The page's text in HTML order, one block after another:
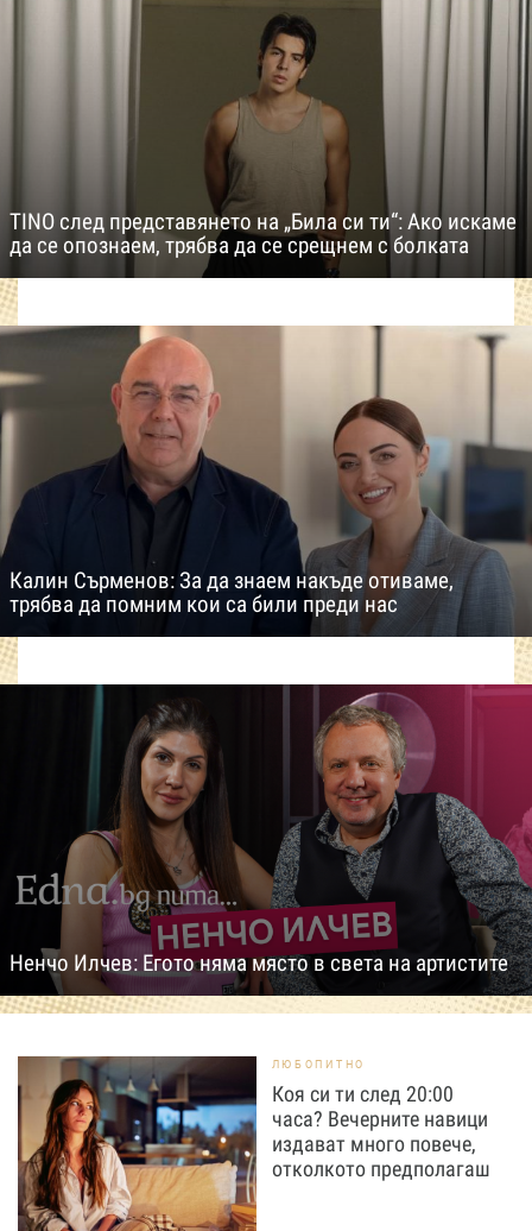
TINO след представянето на „Била си ти“: Ако искаме
да се опознаем, трябва да се срещнем с болката
Калин Сърменов: За да знаем накъде отиваме,
трябва да помним кои са били преди нас
Ненчо Илчев: Егото няма място в света на артистите
ЛЮБОПИТНО
Коя си ти след 20:00
часа? Вечерните навици
издават много повече,
отколкото предполагаш